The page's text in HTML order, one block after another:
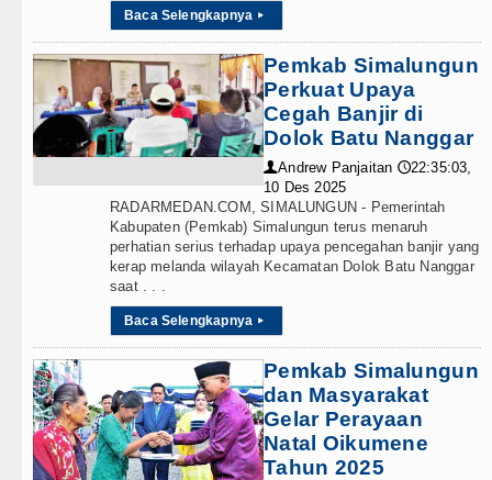
Baca Selengkapnya ▸
Pemkab Simalungun
Perkuat Upaya
Cegah Banjir di
Dolok Batu Nanggar
👤Andrew Panjaitan 🕔22:35:03,
10 Des 2025
RADARMEDAN.COM, SIMALUNGUN - Pemerintah
Kabupaten (Pemkab) Simalungun terus menaruh
perhatian serius terhadap upaya pencegahan banjir yang
kerap melanda wilayah Kecamatan Dolok Batu Nanggar
saat . . .
Baca Selengkapnya ▸
Pemkab Simalungun
dan Masyarakat
Gelar Perayaan
Natal Oikumene
Tahun 2025